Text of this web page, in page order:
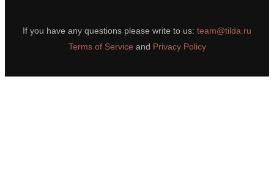
If you have any questions please write to us: team@tilda.ru
Terms of Service and Privacy Policy